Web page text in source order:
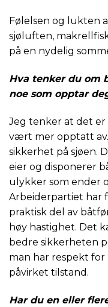
Følelsen og lukten
sjøluften,
på en nydelig
Hva tenker du om
noe som opptar
Jeg tenker at det
vært mer opptatt
sikkerhet på sjøen.
eier og disponerer
ulykker som ender
Arbeiderpartiet har
praktisk del av
høy hastighet. Det
bedre sikkerheten
man har respekt for
påvirket tilstand.
Har du en eller